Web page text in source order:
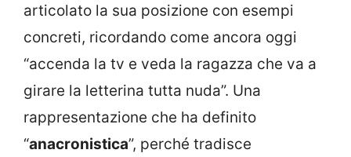
articolato la sua posizione con esempi
concreti, ricordando come ancora oggi
“accenda la tv e veda la ragazza che va a
girare la letterina tutta nuda”. Una
rappresentazione che ha definito
“anacronistica”, perché tradisce